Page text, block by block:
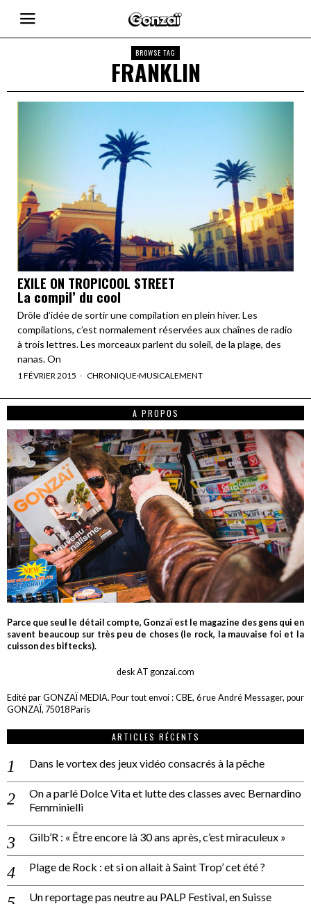
BROWSE TAG
FRANKLIN
EXILE ON TROPICOOL STREET
La compil’ du cool
Drôle d’idée de sortir une compilation en plein hiver. Les
compilations, c’est normalement réservées aux chaînes de radio
à trois lettres. Les morceaux parlent du soleil, de la plage, des
nanas. On
1 FÉVRIER 2015 CHRONIQUE·MUSICALEMENT
A PROPOS
Parce que seul le détail compte, Gonzaï est le magazine des gens qui en
savent beaucoup sur très peu de choses (le rock, la mauvaise foi et la
cuisson des biftecks).
desk AT gonzai.com
Edité par GONZAÏ MEDIA. Pour tout envoi : CBE, 6 rue André Messager, pour
GONZAÏ, 75018 Paris
ARTICLES RÉCENTS
Dans le vortex des jeux vidéo consacrés à la pêche
On a parlé Dolce Vita et lutte des classes avec Bernardino
Femminielli
Gilb’R : « Être encore là 30 ans après, c’est miraculeux »
Plage de Rock : et si on allait à Saint Trop’ cet été ?
Un reportage pas neutre au PALP Festival, en Suisse